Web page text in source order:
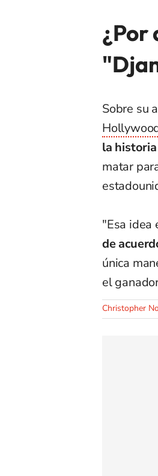
¿Por
Sobre su
la
matar
"Esa idea
de
única
el
Christopher